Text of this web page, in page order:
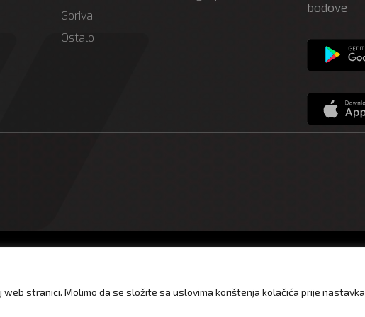
stranici. Molimo da se složite sa uslovima korištenja kolačića prije nastavka
Goriva
Ostalo
bodove